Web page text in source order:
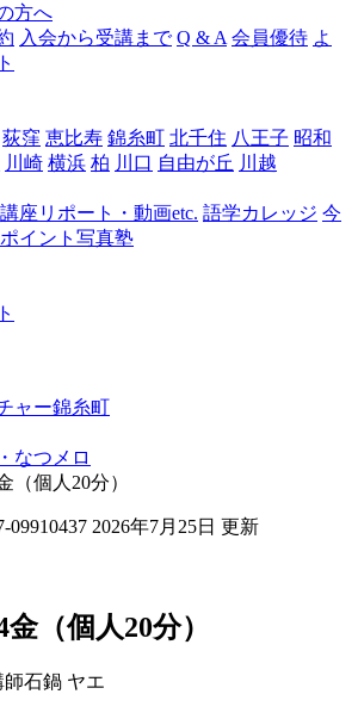
ャ
糸
方へ
入会から受講まで Q & A 会員優待 よ
荻窪 恵比寿 錦糸町 北千住 八王子 昭和
川崎 横浜 柏 川口 自由が丘 川越
講座リポート・動画etc. 語学カレッジ 今
イント写真塾
ャー錦糸町
なつメロ
（個人20分）
09910437 2026年7月25日 更新
（個人20分）
師石鍋 ヤエ